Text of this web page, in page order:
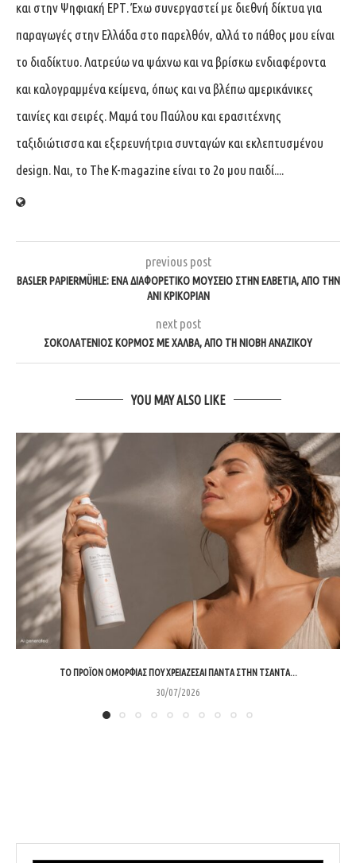
και στην Ψηφιακή ΕΡΤ. Έχω συνεργαστεί με διεθνή δίκτυα για
παραγωγές στην Ελλάδα στο παρελθόν, αλλά το πάθος μου είναι
το διαδίκτυο. Λατρεύω να ψάχνω και να βρίσκω ενδιαφέροντα
και καλογραμμένα κείμενα, όπως και να βλέπω αμερικάνικες
ταινίες και σειρές. Μαμά του Παύλου και ερασιτέχνης
ταξιδιώτισσα και εξερευνήτρια συνταγών και εκλεπτυσμένου
design. Ναι, το The K-magazine είναι το 2ο μου παιδί....
previous post
BASLER PAPIERMÜHLE: ΈΝΑ ΔΙΑΦΟΡΕΤΙΚΌ ΜΟΥΣΕΊΟ ΣΤΗΝ ΕΛΒΕΤΊΑ, ΑΠΌ ΤΗΝ
ΑΝΊ ΚΡΙΚΟΡΙΆΝ
next post
ΣΟΚΟΛΑΤΈΝΙΟΣ ΚΟΡΜΌΣ ΜΕ ΧΑΛΒΆ, ΑΠΌ ΤΗ ΝΙΌΒΗ ΑΝΑΖΊΚΟΥ
YOU MAY ALSO LIKE
ΤΟ ΠΡΟΪΌΝ ΟΜΟΡΦΙΆΣ ΠΟΥ ΧΡΕΙΆΖΕΣΑΙ ΠΆΝΤΑ ΣΤΗΝ ΤΣΆΝΤΑ...
30/07/2026